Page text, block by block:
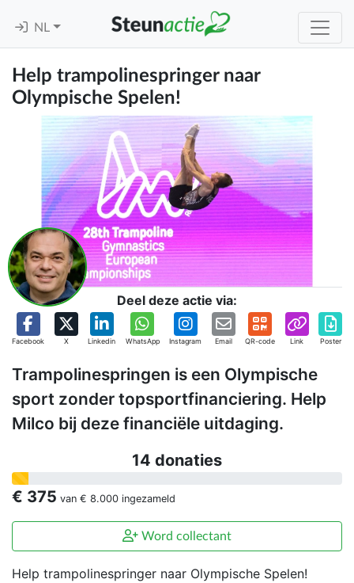
NL
Help trampolinespringer naar
Olympische Spelen!
Deel deze actie via:
Facebook X Linkedin WhatsApp Instagram Email QR-code Link Poster
Trampolinespringen is een Olympische
sport zonder topsportfinanciering. Help
Milco bij deze financiële uitdaging.
14 donaties
€ 375 van € 8.000 ingezameld
Word collectant
Help trampolinespringer naar Olympische Spelen!